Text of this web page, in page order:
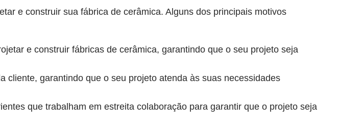
e construir sua fábrica de cerâmica. Alguns dos principais motivos
e construir fábricas de cerâmica, garantindo que o seu projeto seja
cliente, garantindo que o seu projeto atenda às suas necessidades
que trabalham em estreita colaboração para garantir que o projeto seja